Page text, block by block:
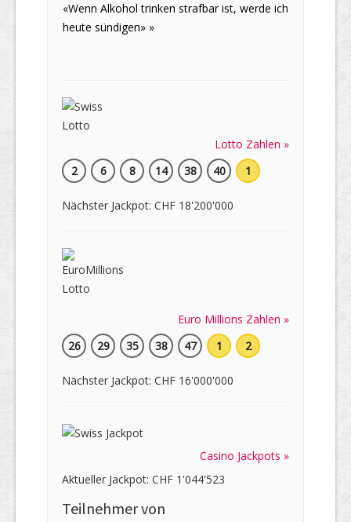
«Wenn Alkohol trinken strafbar ist, werde ich
heute sündigen» »
Lotto Zahlen »
2
6 8 14 38 40 1
Nächster Jackpot: CHF 18'200'000
Euro Millions Zahlen »
26
29 35 38 47 1 2
Nächster Jackpot: CHF 16'000'000
Casino Jackpots »
Aktueller Jackpot: CHF 1'044'523
Teilnehmer von